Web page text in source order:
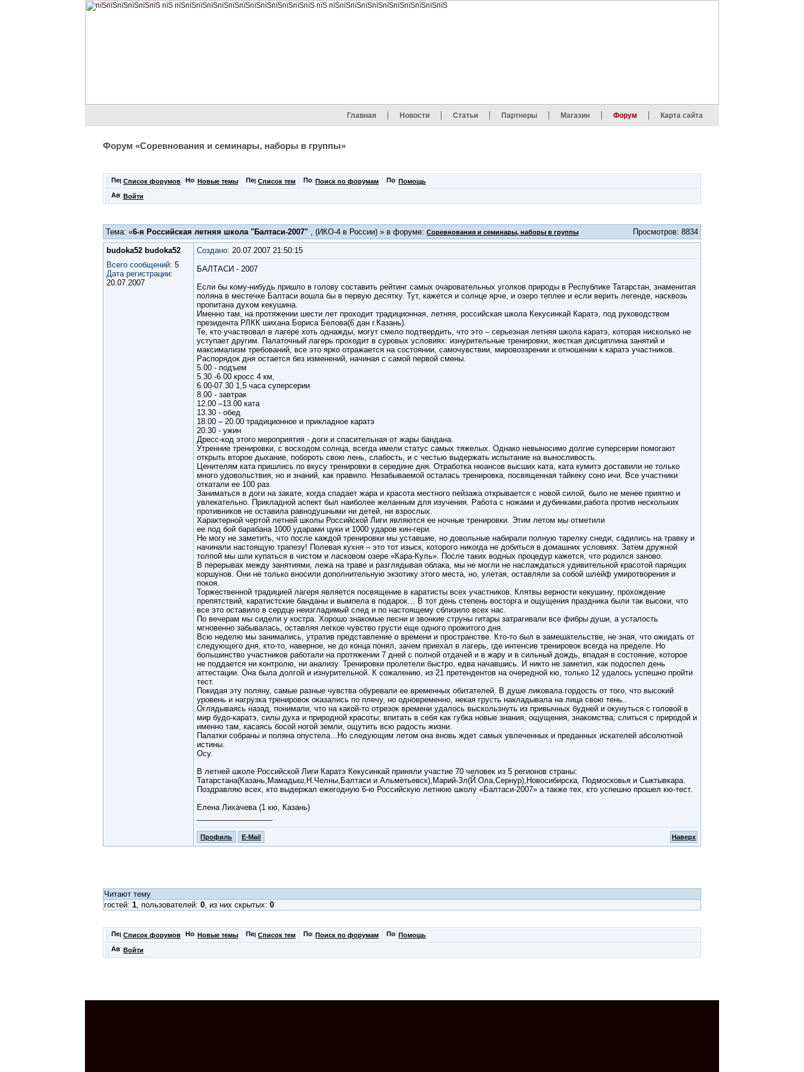
Главная Новости Статьи Партнеры Магазин Форум Карта сайта
Форум «Соревнования и семинары, наборы в группы»
Список форумов Новые темы Список тем Поиск по форумам Помощь
Войти
Тема: «6-я Российская летняя школа "Балтаси-2007" , (ИКО-4 в России) » в форуме: Соревнования и семинары, наборы в группы Просмотров: 8834
budoka52 budoka52
Всего сообщений: 5
Дата регистрации:
20.07.2007
Создано: 20.07.2007 21:50:15
БАЛТАСИ - 2007
Если бы кому-нибудь пришло в голову составить рейтинг самых очаровательных уголков природы в Республике Татарстан, знаменитая
поляна в местечке Балтаси вошла бы в первую десятку. Тут, кажется и солнце ярче, и озеро теплее и если верить легенде, насквозь
пропитана духом кекушина.
Именно там, на протяжении шести лет проходит традиционная, летняя, российская школа Кекусинкай Каратэ, под руководством
президента РЛКК шихана Бориса Белова(6 дан г.Казань).
Те, кто участвовал в лагере хоть однажды, могут смело подтвердить, что это – серьезная летняя школа каратэ, которая нисколько не
уступает другим. Палаточный лагерь проходит в суровых условиях: изнурительные тренировки, жесткая дисциплина занятий и
максимализм требований, все это ярко отражается на состоянии, самочувствии, мировоззрении и отношении к каратэ участников.
Распорядок дня остается без изменений, начиная с самой первой смены.
5.00 - подъем
5.30 -6.00 кросс 4 км,
6.00-07.30 1,5 часа суперсерии
8.00 - завтрак
12.00 –13.00 ката
13.30 - обед
18.00 – 20.00 традиционное и прикладное каратэ
20.30 - ужин
Дресс-код этого мероприятия - доги и спасительная от жары бандана.
Утренние тренировки, с восходом солнца, всегда имели статус самых тяжелых. Однако невыносимо долгие суперсерии помогают
открыть второе дыхание, побороть свою лень, слабость, и с честью выдержать испытание на выносливость.
Ценителям ката пришлись по вкусу тренировки в середине дня. Отработка нюансов высших ката, ката кумитэ доставили не только
много удовольствия, но и знаний, как правило. Незабываемой осталась тренировка, посвященная тайкеку соно ичи. Все участники
откатали ее 100 раз.
Заниматься в доги на закате, когда спадает жара и красота местного пейзажа открывается с новой силой, было не менее приятно и
увлекательно. Прикладной аспект был наиболее желанным для изучения. Работа с ножами и дубинками,работа против нескольких
противников не оставила равнодушными ни детей, ни взрослых.
Характерной чертой летней школы Российской Лиги являются ее ночные тренировки. Этим летом мы отметили
ее под бой барабана 1000 ударами цуки и 1000 ударов кин-гери.
Не могу не заметить, что после каждой тренировки мы уставшие, но довольные набирали полную тарелку снеди, садились на травку и
начинали настоящую трапезу! Полевая кухня – это тот изыск, которого никогда не добиться в домашних условиях. Затем дружной
толпой мы шли купаться в чистом и ласковом озере «Кара-Куль». После таких водных процедур кажется, что родился заново.
В перерывах между занятиями, лежа на траве и разглядывая облака, мы не могли не наслаждаться удивительной красотой парящих
коршунов. Они не только вносили дополнительную экзотику этого места, но, улетая, оставляли за собой шлейф умиротворения и
покоя.
Торжественной традицией лагеря является посвящение в каратисты всех участников. Клятвы верности кекушину, прохождение
препятствий, каратистские банданы и вымпела в подарок… В тот день степень восторга и ощущения праздника были так высоки, что
все это оставило в сердце неизгладимый след и по настоящему сблизило всех нас.
По вечерам мы сидели у костра. Хорошо знакомые песни и звонкие струны гитары затрагивали все фибры души, а усталость
мгновенно забывалась, оставляя легкое чувство грусти еще одного прожитого дня.
Всю неделю мы занимались, утратив представление о времени и пространстве. Кто-то был в замешательстве, не зная, что ожидать от
следующего дня, кто-то, наверное, не до конца понял, зачем приехал в лагерь, где интенсив тренировок всегда на пределе. Но
большинство участников работали на протяжении 7 дней с полной отдачей и в жару и в сильный дождь, впадая в состояние, которое
не поддается ни контролю, ни анализу. Тренировки пролетели быстро, едва начавшись. И никто не заметил, как подоспел день
аттестации. Она была долгой и изнурительной. К сожалению, из 21 претендентов на очередной кю, только 12 удалось успешно пройти
тест.
Покидая эту поляну, самые разные чувства обуревали ее временных обитателей. В душе ликовала гордость от того, что высокий
уровень и нагрузка тренировок оказались по плечу, но одновременно, некая грусть накладывала на лица свою тень..
Оглядываясь назад, понимали, что на какой-то отрезок времени удалось выскользнуть из привычных будней и окунуться с головой в
мир будо-каратэ, силы духа и природной красоты; впитать в себя как губка новые знания, ощущения, знакомства; слиться с природой и
именно там, касаясь босой ногой земли, ощутить всю радость жизни.
Палатки собраны и поляна опустела...Но следующим летом она вновь ждет самых увлеченных и преданных искателей абсолютной
истины.
Осу.
В летней школе Российской Лиги Каратэ Кекусинкай приняли участие 70 человек из 5 регионов страны:
Татарстана(Казань,Мамадыш,Н.Челны,Балтаси и Альметьевск),Марий-Зл(Й.Ола,Сернур),Новосибирска, Подмосковья и Сыктывкара.
Поздравляю всех, кто выдержал ежегодную 6-ю Российскую летнюю школу «Балтаси-2007» а также тех, кто успешно прошел кю-тест.
Елена Лихачева (1 кю, Казань)
Профиль E-Mail Наверх
Читают тему
гостей: 1, пользователей: 0, из них скрытых: 0
Список форумов Новые темы Список тем Поиск по форумам Помощь
Войти